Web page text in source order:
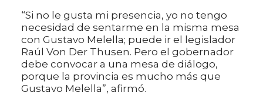
“Si no le gusta mi presencia, yo no tengo
necesidad de sentarme en la misma mesa
con Gustavo Melella; puede ir el legislador
Raúl Von Der Thusen. Pero el gobernador
debe convocar a una mesa de diálogo,
porque la provincia es mucho más que
Gustavo Melella”, afirmó.